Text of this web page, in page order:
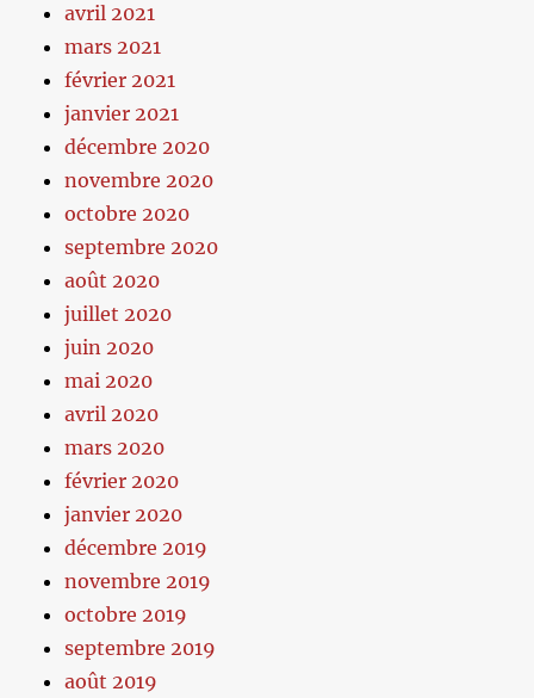
avril 2021
mars 2021
février 2021
janvier 2021
décembre 2020
novembre 2020
octobre 2020
septembre 2020
août 2020
juillet 2020
juin 2020
mai 2020
avril 2020
mars 2020
février 2020
janvier 2020
décembre 2019
novembre 2019
octobre 2019
septembre 2019
août 2019